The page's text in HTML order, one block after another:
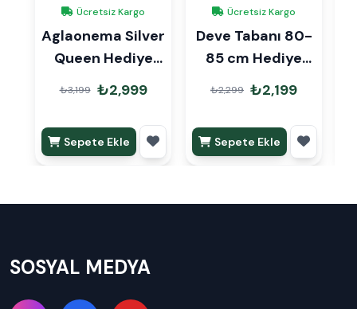
Ücretsiz Kargo
Aglaonema Silver
Queen Hediye
Paketli
₺3,199 ₺2,999
Sepete Ekle
Ücretsiz Kargo
Deve Tabanı 80-
85 cm Hediye
Paketli
₺2,299 ₺2,199
Sepete Ekle
SOSYAL MEDYA